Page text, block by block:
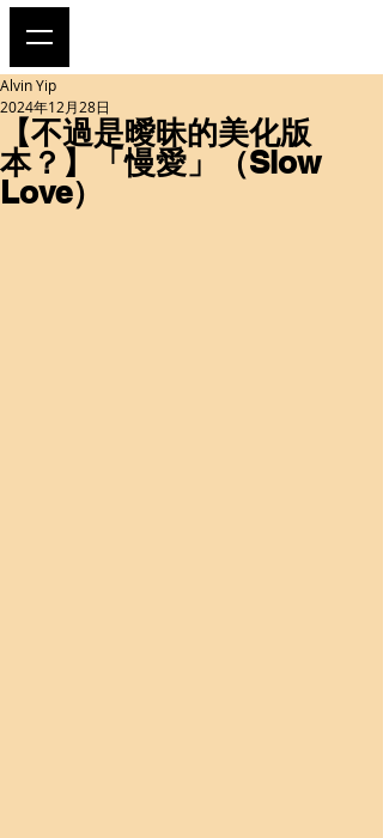
【不過是曖昧的美化版
本？】「慢愛」（Slow
Love）
Alvin Yip
2024年12月28日